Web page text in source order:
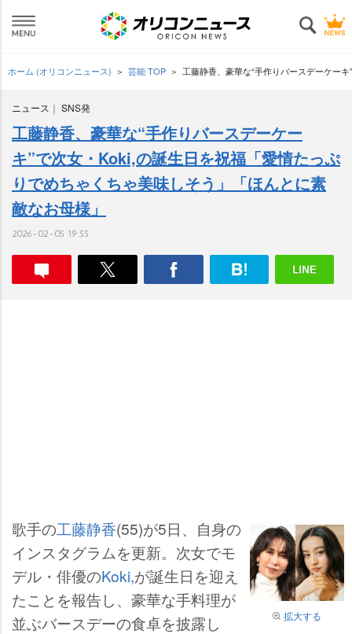
ホーム (オリコンニュース) 芸能 TOP 工藤静香、豪華な“手作りバースデーケー
ニュース SNS発
工藤静香、豪華な“手作りバースデーケー
キ”で次女・Koki,の誕生日を祝福「愛情たっぷ
りでめちゃくちゃ美味しそう」「ほんとに素
敵なお母様」
2026-02-05 19:55
拡大する
歌手の工藤静香(55)が5日、自身の
インスタグラムを更新。次女でモ
デル・俳優のKoki,が誕生日を迎え
たことを報告し、豪華な手料理が
並ぶバースデーの食卓を披露し